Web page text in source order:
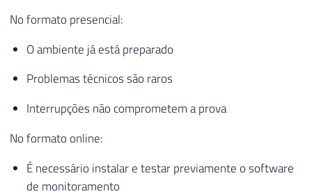
No formato presencial:
O ambiente já está preparado
Problemas técnicos são raros
Interrupções não comprometem a prova
No formato online:
É necessário instalar e testar previamente o software
de monitoramento